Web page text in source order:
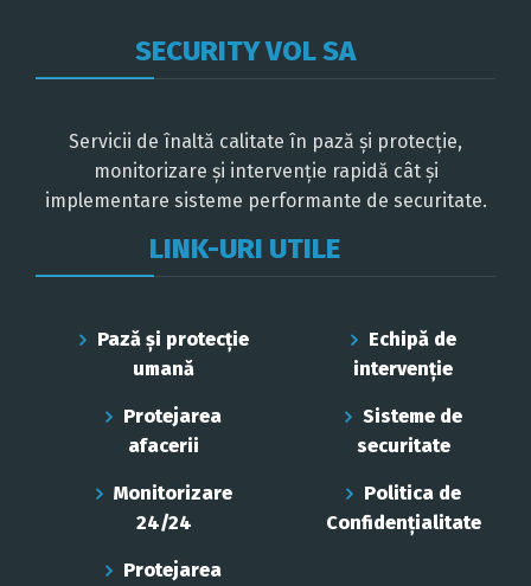
SECURITY VOL SA
Servicii de înaltă calitate în pază și protecție,
monitorizare și intervenție rapidă cât și
implementare sisteme performante de securitate.
LINK-URI UTILE
Pază și protecție
umană
Protejarea
afacerii
Monitorizare
24/24
Protejarea
Echipă de
intervenție
Sisteme de
securitate
Politica de
Confidenţialitate